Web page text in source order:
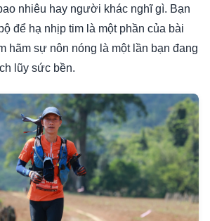
nhiêu hay người khác nghĩ gì. Bạn
để hạ nhịp tim là một phần của bài
hãm sự nôn nóng là một lần bạn đang
lũy sức bền.